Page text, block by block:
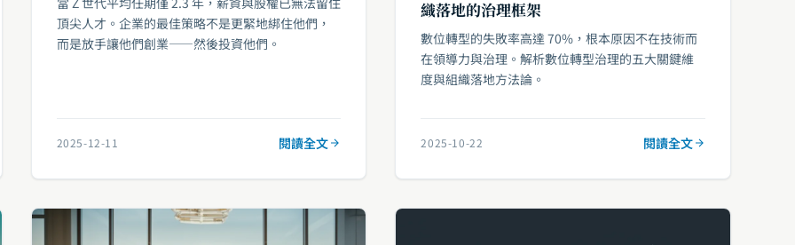
頂尖人才。企業的最佳策略不是更緊地綁住他們，
而是放手讓他們創業——然後投資他們。
2025-12-11 閱讀全文
織落地的治理框架
數位轉型的失敗率高達 70%，根本原因不在技術而
在領導力與治理。解析數位轉型治理的五大關鍵維
度與組織落地方法論。
2025-10-22 閱讀全文